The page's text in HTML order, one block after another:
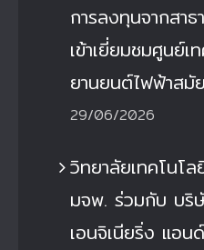
การลงทุนจากสา
เข้าเยี่ยมชมศูนย์
ยานยนต์ไฟฟ้าสมั
29/06/2026
วิทยาลัยเทคโนโ
มจพ. ร่วมกับ บริ
เอนจิเนียริ่ง แอน